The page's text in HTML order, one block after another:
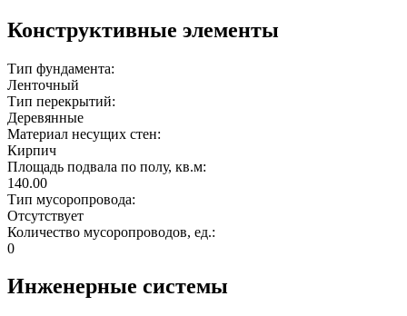
Конструктивные элементы
Тип фундамента:
Ленточный
Тип перекрытий:
Деревянные
Материал несущих стен:
Кирпич
Площадь подвала по полу, кв.м:
140.00
Тип мусоропровода:
Отсутствует
Количество мусоропроводов, ед.:
0
Инженерные системы